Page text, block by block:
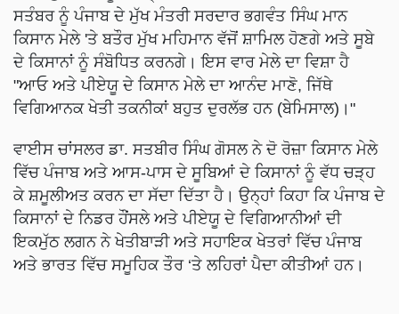
ਸਤੰਬਰ ਨੂੰ ਪੰਜਾਬ ਦੇ ਮੁੱਖ ਮੰਤਰੀ ਸਰਦਾਰ ਭਗਵੰਤ ਸਿੰਘ ਮਾਨ
ਕਿਸਾਨ ਮੇਲੇ 'ਤੇ ਬਤੌਰ ਮੁੱਖ ਮਹਿਮਾਨ ਵੱਜੋਂ ਸ਼ਾਮਿਲ ਹੋਣਗੇ ਅਤੇ ਸੂਬੇ
ਦੇ ਕਿਸਾਨਾਂ ਨੂੰ ਸੰਬੋਧਿਤ ਕਰਨਗੇ। ਇਸ ਵਾਰ ਮੇਲੇ ਦਾ ਵਿਸ਼ਾ ਹੈ
"ਆਓ ਅਤੇ ਪੀਏਯੂ ਦੇ ਕਿਸਾਨ ਮੇਲੇ ਦਾ ਆਨੰਦ ਮਾਣੋ, ਜਿੱਥੇ
ਵਿਗਿਆਨਕ ਖੇਤੀ ਤਕਨੀਕਾਂ ਬਹੁਤ ਦੁਰਲੱਭ ਹਨ (ਬੇਮਿਸਾਲ)।"
ਵਾਈਸ ਚਾਂਸਲਰ ਡਾ. ਸਤਬੀਰ ਸਿੰਘ ਗੋਸਲ ਨੇ ਦੋ ਰੋਜ਼ਾ ਕਿਸਾਨ ਮੇਲੇ
ਵਿੱਚ ਪੰਜਾਬ ਅਤੇ ਆਸ-ਪਾਸ ਦੇ ਸੂਬਿਆਂ ਦੇ ਕਿਸਾਨਾਂ ਨੂੰ ਵੱਧ ਚੜ੍ਹ
ਕੇ ਸ਼ਮੂਲੀਅਤ ਕਰਨ ਦਾ ਸੱਦਾ ਦਿੱਤਾ ਹੈ। ਉਨ੍ਹਾਂ ਕਿਹਾ ਕਿ ਪੰਜਾਬ ਦੇ
ਕਿਸਾਨਾਂ ਦੇ ਨਿਡਰ ਹੌਂਸਲੇ ਅਤੇ ਪੀਏਯੂ ਦੇ ਵਿਗਿਆਨੀਆਂ ਦੀ
ਇਕਮੁੱਠ ਲਗਨ ਨੇ ਖੇਤੀਬਾੜੀ ਅਤੇ ਸਹਾਇਕ ਖੇਤਰਾਂ ਵਿੱਚ ਪੰਜਾਬ
ਅਤੇ ਭਾਰਤ ਵਿੱਚ ਸਮੂਹਿਕ ਤੌਰ ‘ਤੇ ਲਹਿਰਾਂ ਪੈਦਾ ਕੀਤੀਆਂ ਹਨ।